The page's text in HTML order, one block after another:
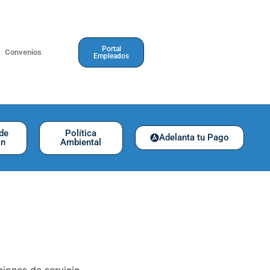
Convenios
Portal
Empleados
Política
Ambiental
Adelanta tu Pago